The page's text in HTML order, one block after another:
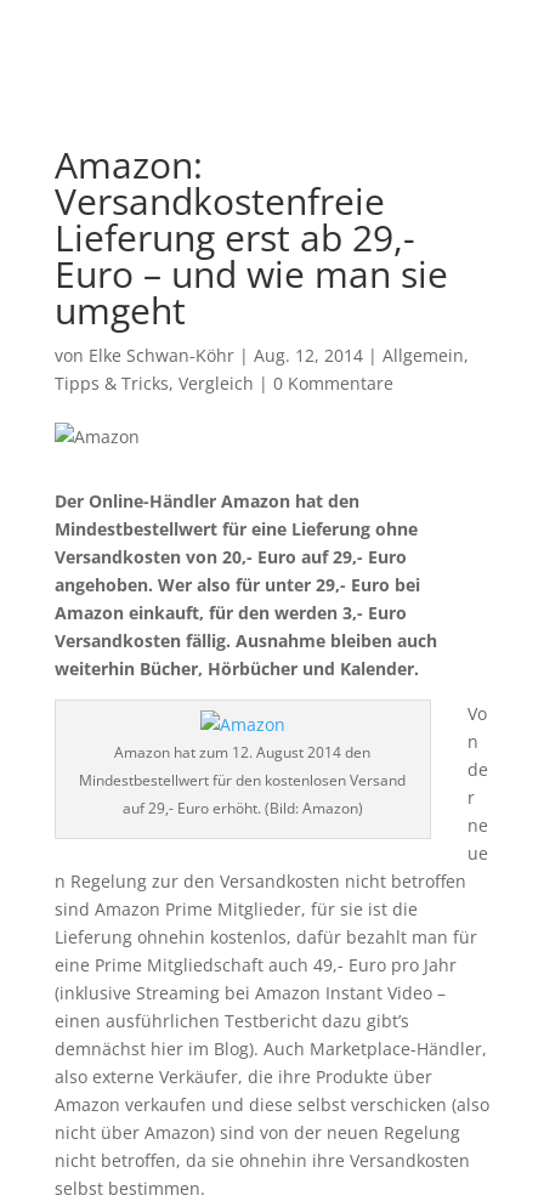
Amazon:
Versandkostenfreie
Lieferung erst ab 29,-
Euro – und wie man sie
umgeht
von Elke Schwan-Köhr| Aug. 12, 2014| Allgemein,
Tipps & Tricks, Vergleich | 0 Kommentare
Der Online-Händler Amazon hat den
Mindestbestellwert für eine Lieferung ohne
Versandkosten von 20,- Euro auf 29,- Euro
angehoben. Wer also für unter 29,- Euro bei
Amazon einkauft, für den werden 3,- Euro
Versandkosten fällig. Ausnahme bleiben auch
weiterhin Bücher, Hörbücher und Kalender.
Amazon hat zum 12. August 2014 den
Mindestbestellwert für den kostenlosen Versand
auf 29,- Euro erhöht. (Bild: Amazon)
Vo
n
de
r
ne
ue
n Regelung zur den Versandkosten nicht betroffen
sind Amazon Prime Mitglieder, für sie ist die
Lieferung ohnehin kostenlos, dafür bezahlt man für
eine Prime Mitgliedschaft auch 49,- Euro pro Jahr
(inklusive Streaming bei Amazon Instant Video –
einen ausführlichen Testbericht dazu gibt’s
demnächst hier im Blog). Auch Marketplace-Händler,
also externe Verkäufer, die ihre Produkte über
Amazon verkaufen und diese selbst verschicken (also
nicht über Amazon) sind von der neuen Regelung
nicht betroffen, da sie ohnehin ihre Versandkosten
selbst bestimmen.